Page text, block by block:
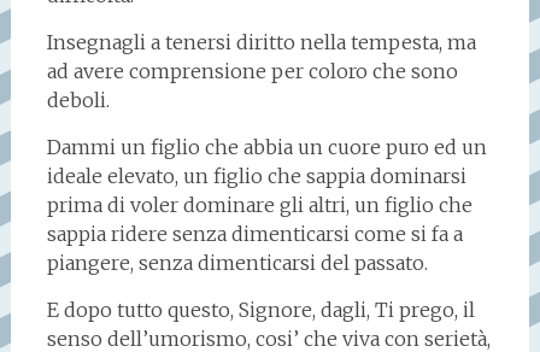
Insegnagli a tenersi diritto nella tempesta, ma
ad avere comprensione per coloro che sono
deboli.
Dammi un figlio che abbia un cuore puro ed un
ideale elevato, un figlio che sappia dominarsi
prima di voler dominare gli altri, un figlio che
sappia ridere senza dimenticarsi come si fa a
piangere, senza dimenticarsi del passato.
E dopo tutto questo, Signore, dagli, Ti prego, il
senso dell’umorismo, cosi’ che viva con serietà,